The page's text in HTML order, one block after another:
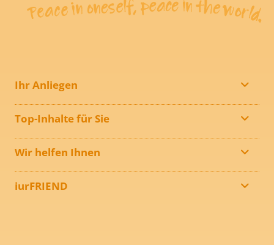
Ihr Anliegen
Top-Inhalte für Sie
Wir helfen Ihnen
iurFRIEND